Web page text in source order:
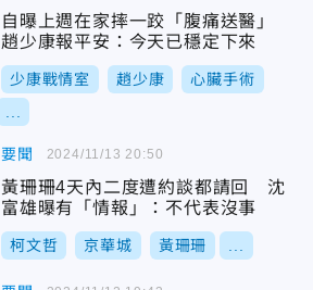
自曝上週在家摔一跤「腹痛送醫」
趙少康報平安：今天已穩定下來
少康戰情室 趙少康 心臟手術
要聞
黃珊珊4天內二度遭約談都請回 沈
富雄曝有「情報」：不代表沒事
柯文哲 京華城 黃珊珊
2024/11/13 20:50